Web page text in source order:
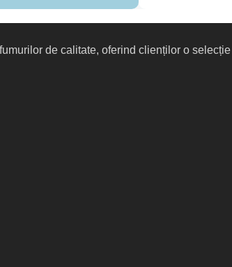
de calitate, oferind clienților o